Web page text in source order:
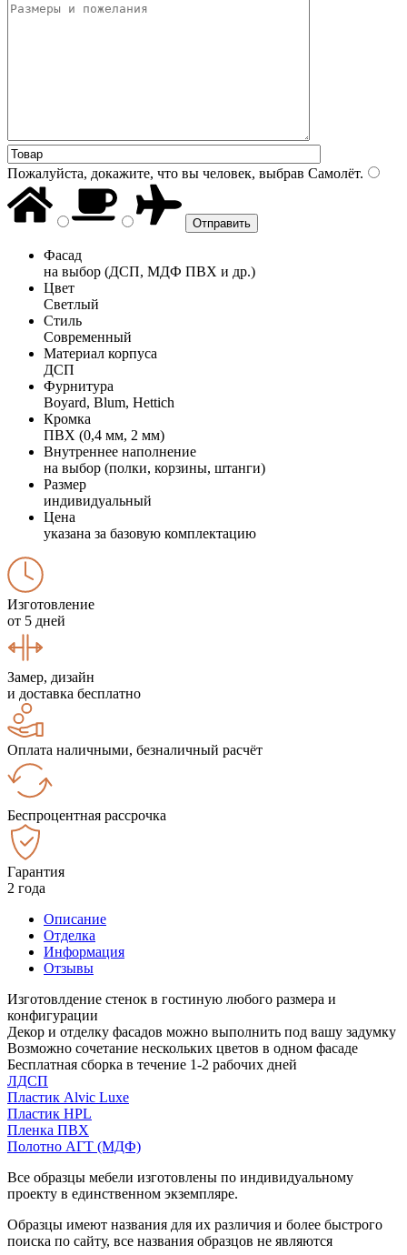
Пожалуйста, докажите, что вы человек, выбрав Самолёт.
Фасад
на выбор (ДСП, МДФ ПВХ и др.)
Цвет
Светлый
Стиль
Современный
Материал корпуса
ДСП
Фурнитура
Boyard, Blum, Hettich
Кромка
ПВХ (0,4 мм, 2 мм)
Внутреннее наполнение
на выбор (полки, корзины, штанги)
Размер
индивидуальный
Цена
указана за базовую комплектацию
Изготовление
от 5 дней
Замер, дизайн
и доставка бесплатно
Оплата наличными, безналичный расчёт
Беспроцентная рассрочка
Гарантия
2 года
Описание
Отделка
Информация
Отзывы
Изготовлдение стенок в гостиную любого размера и
конфигурации
Декор и отделку фасадов можно выполнить под вашу задумку
Возможно сочетание нескольких цветов в одном фасаде
Бесплатная сборка в течение 1-2 рабочих дней
ЛДСП
Пластик Alvic Luxe
Пластик HPL
Пленка ПВХ
Полотно АГТ (МДФ)
Все образцы мебели изготовлены по индивидуальному
проекту в единственном экземпляре.
Образцы имеют названия для их различия и более быстрого
поиска по сайту, все названия образцов не являются